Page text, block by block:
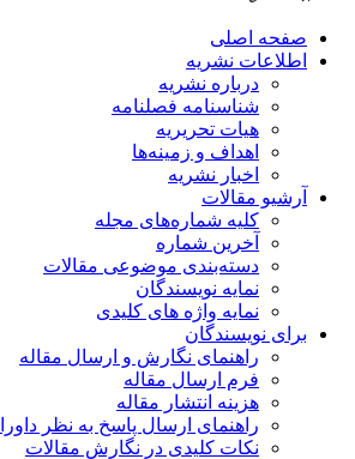
صفحه اصلی
اطلاعات نشریه
درباره نشریه
شناسنامه فصلنامه
هیات تحریریه
اهداف و زمینه‌ها
اخبار نشریه
آرشیو مقالات
کلیه شماره‌های مجله
آخرین شماره
دسته‌بندی موضوعی مقالات
نمایه نویسندگان
نمایه واژه های کلیدی
برای نویسندگان
راهنمای نگارش و ارسال مقاله
فرم ارسال مقاله
هزینه انتشار مقاله
راهنمای ارسال پاسخ به نظر داوران
نکات کلیدی در نگارش مقالات